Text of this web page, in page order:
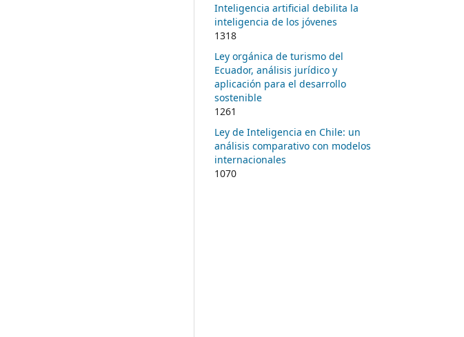
Inteligencia artificial debilita la
inteligencia de los jóvenes
1318
Ley orgánica de turismo del
Ecuador, análisis jurídico y
aplicación para el desarrollo
sostenible
1261
Ley de Inteligencia en Chile: un
análisis comparativo con modelos
internacionales
1070